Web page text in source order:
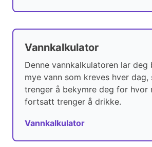
Vannkalkulator
Denne vannkalkulatoren lar deg
mye vann som kreves hver
trenger å bekymre deg for hvor
fortsatt trenger å drikke.
Vannkalkulator